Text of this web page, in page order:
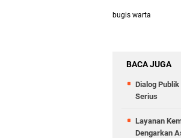
bugis warta
BACA JUGA
Dialog
Serius
Layanan
Dengarkan